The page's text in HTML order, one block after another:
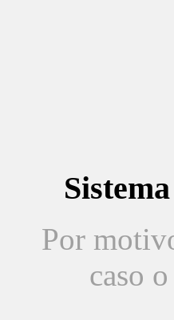
Por
caso